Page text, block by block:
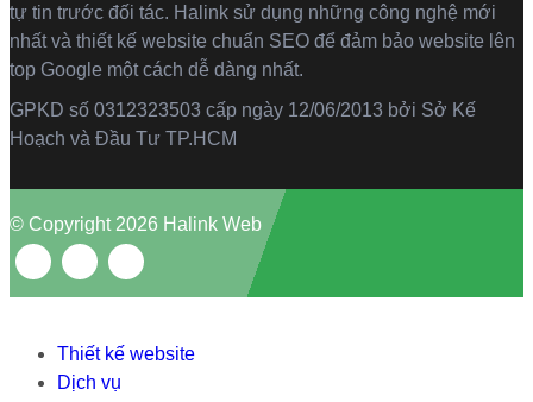
tự tin trước đối tác. Halink sử dụng những công nghệ mới
nhất và thiết kế website chuẩn SEO để đảm bảo website lên
top Google một cách dễ dàng nhất.
GPKD số 0312323503 cấp ngày 12/06/2013 bởi Sở Kế
Hoạch và Đầu Tư TP.HCM
© Copyright 2026 Halink Web
Thiết kế website
Dịch vụ